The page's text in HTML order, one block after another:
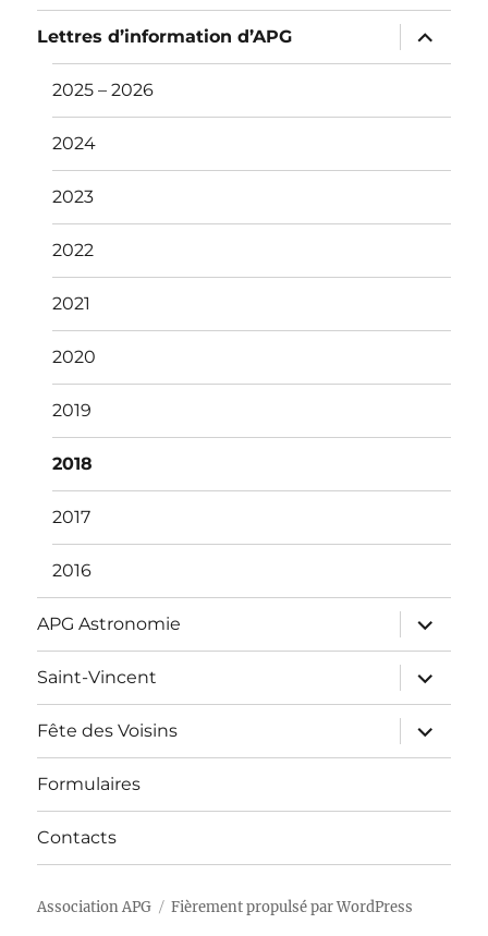
Lettres d’information d’APG
ouvrir
le
sous-
2025 – 2026
2024
2023
2022
2021
2020
2019
2018
2017
2016
APG Astronomie
ouvrir
le
sous-
menu
Saint-Vincent
ouvrir
le
sous-
menu
Fête des Voisins
ouvrir
le
sous-
Formulaires
Contacts
Association APG Fièrement propulsé par WordPress